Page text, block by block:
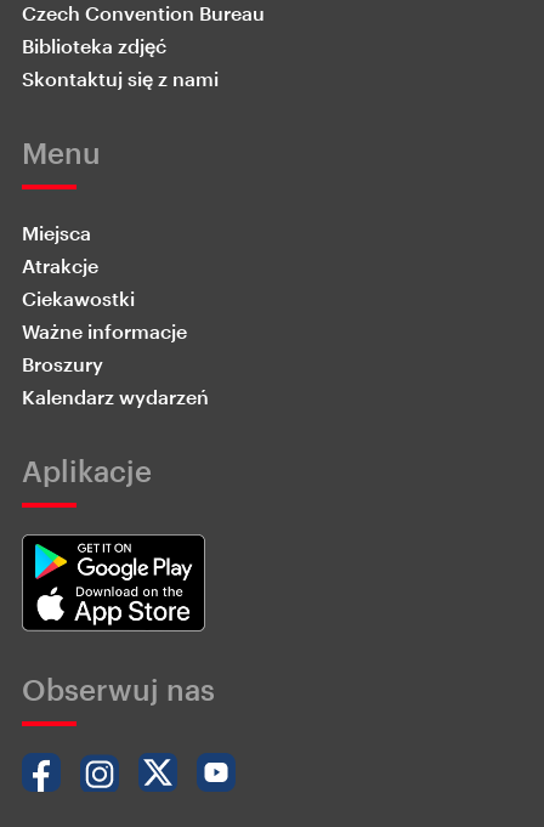
Czech Convention Bureau
Biblioteka zdjęć
Skontaktuj się z nami
Menu
Miejsca
Atrakcje
Ciekawostki
Ważne informacje
Broszury
Kalendarz wydarzeń
Aplikacje
Obserwuj nas